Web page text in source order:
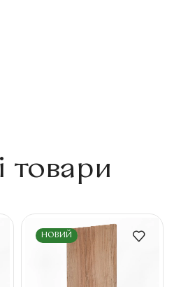
товари
НОВИЙ